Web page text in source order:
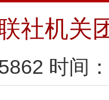
社机关
时间